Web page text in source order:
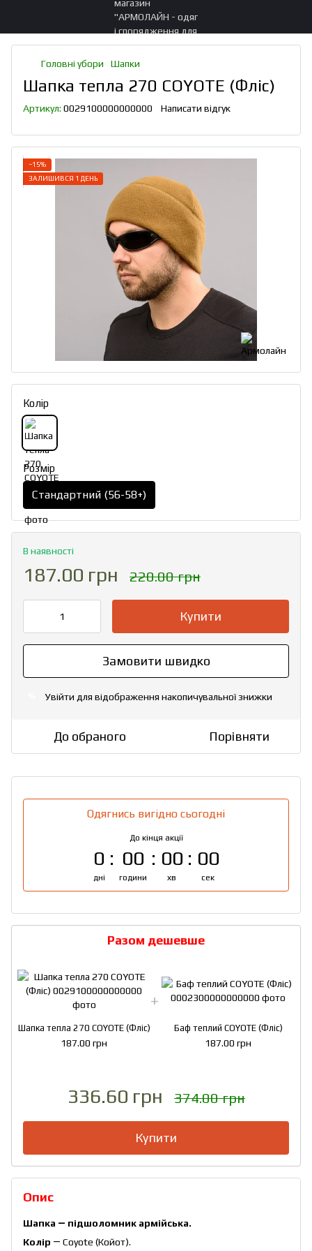
Головні убори Шапки
Шапка тепла 270 COYOTE (Фліс)
Артикул: 0029100000000000 Написати відгук
−15%
ЗАЛИШИВСЯ 1 ДЕНЬ
Колір
Розмір
Стандартний (56-58+)
В наявності
187.00 грн 220.00 грн
Купити
Замовити швидко
Увійти для відображення накопичувальної знижки
До обраного Порівняти
Одягнись вигідно сьогодні
До кінця акції
0
дні
00
години
00
хв
00
сек
Разом дешевше
Шапка тепла 270 COYOTE (Фліс)
187.00 грн
Баф теплий COYOTE (Фліс)
187.00 грн
336.60 грн 374.00 грн
Купити
Опис
Шапка ― підшоломник армійська.
Колір ― Coyote (Койот).